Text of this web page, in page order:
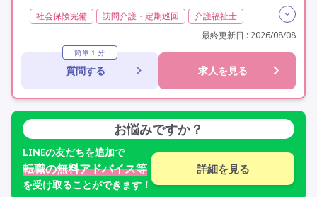
社会保険完備 訪問介護・定期巡回
介護福祉士
初任者研修(ヘルパー2級)
残業月20時間以内 残業ほぼなし
常勤
オープニングスタッフ
オープン3年以内
学歴不問 未経験歓迎
車通勤可
駅近
資格取得支援
最終更新日 : 2026/08/08
簡単１分
質問する 求人を見る
お悩みですか？
LINEの友だちを追加で
転職の無料アドバイス等
を受け取ることができます！
詳細を見る